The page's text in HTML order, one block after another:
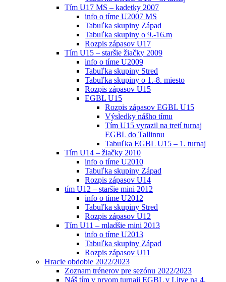
Tím U17 MS – kadetky 2007
info o tíme U2007 MS
Tabuľka skupiny Západ
Tabuľka skupiny o 9.-16.m
Rozpis zápasov U17
Tím U15 – staršie žiačky 2009
info o tíme U2009
Tabuľka skupiny Stred
Tabuľka skupiny o 1.-8. miesto
Rozpis zápasov U15
EGBL U15
Rozpis zápasov EGBL U15
Výsledky nášho tímu
Tím U15 vyrazil na tretí turnaj
EGBL do Tallinnu
Tabuľka EGBL U15 – 1. turnaj
Tím U14 – žiačky 2010
info o tíme U2010
Tabuľka skupiny Západ
Rozpis zápasov U14
tím U12 – staršie mini 2012
info o tíme U2012
Tabuľka skupiny Stred
Rozpis zápasov U12
Tím U11 – mladšie mini 2013
info o tíme U2013
Tabuľka skupiny Západ
Rozpis zápasov U11
Hracie obdobie 2022/2023
Zoznam trénerov pre sezónu 2022/2023
Náš tím v prvom turnaji EGBL v Litve na 4.